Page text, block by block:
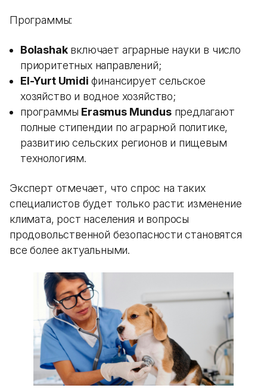
Программы:
Bolashakвключает аграрные науки в число
приоритетных направлений;
El-Yurt Umidi финансирует сельское
хозяйство и водное хозяйство;
программы Erasmus Mundusпредлагают
полные стипендии по аграрной политике,
развитию сельских регионов и пищевым
технологиям.
Эксперт отмечает, что спрос на таких
специалистов будет только расти: изменение
климата, рост населения и вопросы
продовольственной безопасности становятся
все более актуальными.